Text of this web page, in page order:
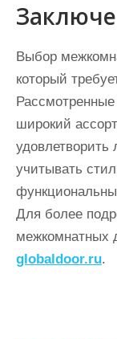
Выбор
который
широкий
учитывать
Для более
межкомнатных
globaldoor.ru.